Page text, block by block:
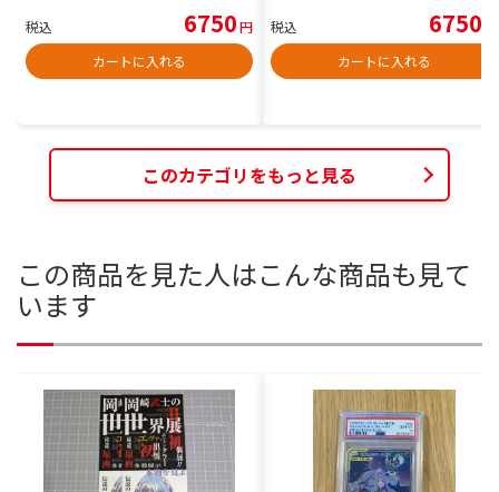
税込 6750円
カートに入れる
税込 6750
カートに入れる
このカテゴリをもっと見る
この商品を見た人はこんな商品も見て
います